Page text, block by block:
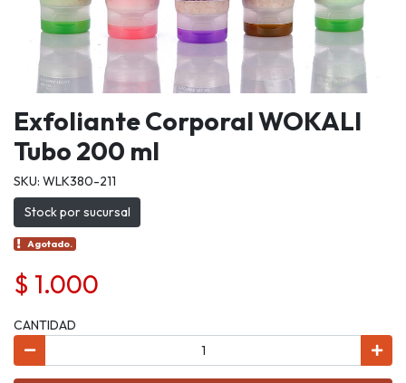
Exfoliante Corporal WOKALI
Tubo 200 ml
SKU: WLK380-211
Stock por sucursal
Agotado.
$ 1.000
CANTIDAD